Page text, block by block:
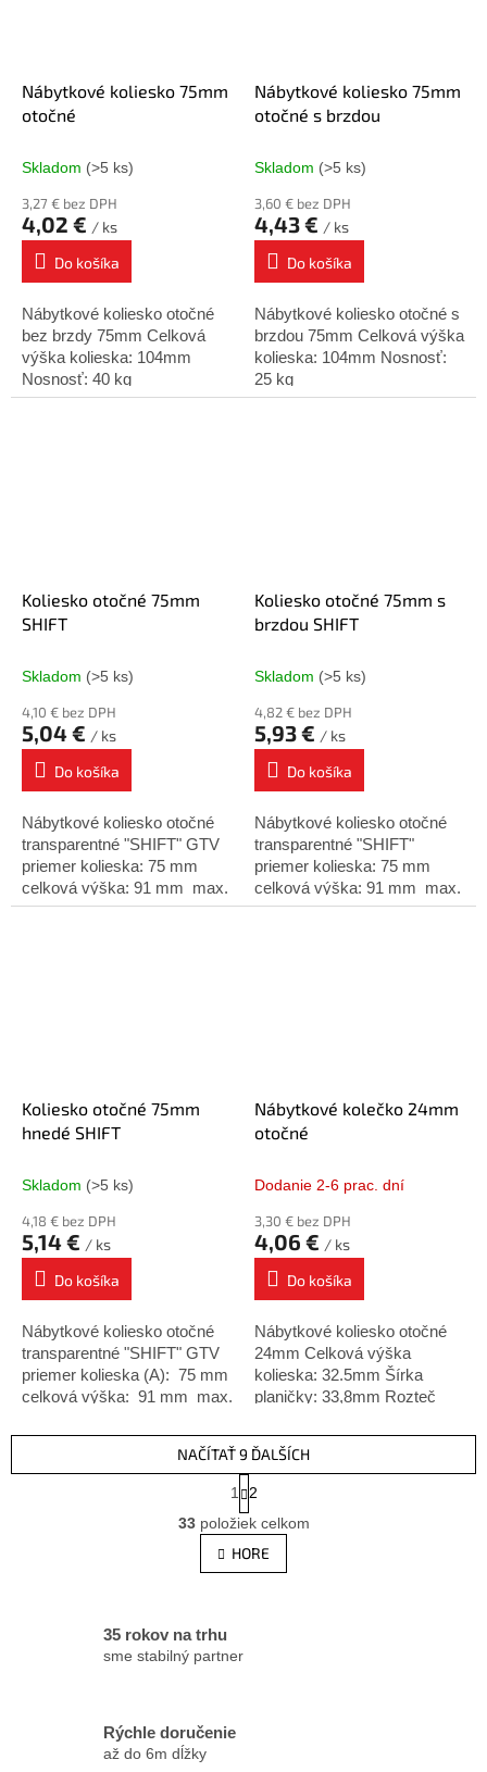
Nábytkové koliesko 75mm
otočné
Skladom (>5 ks)
3,27 € bez DPH
4,02 € / ks
Do košíka
Nábytkové koliesko otočné
bez brzdy 75mm Celková
výška kolieska: 104mm
Nosnosť: 40 kg
Nábytkové koliesko 75mm
otočné s brzdou
Skladom (>5 ks)
3,60 € bez DPH
4,43 € / ks
Do košíka
Nábytkové koliesko otočné s
brzdou 75mm Celková výška
kolieska: 104mm Nosnosť:
25 kg
Koliesko otočné 75mm
SHIFT
Skladom (>5 ks)
4,10 € bez DPH
5,04 € / ks
Do košíka
Nábytkové koliesko otočné
transparentné "SHIFT" GTV
priemer kolieska: 75 mm
celková výška: 91 mm max.
nosnosť: (fi.75mm) 40 kg
Koliesko otočné 75mm s
brzdou SHIFT
Skladom (>5 ks)
4,82 € bez DPH
5,93 € / ks
Do košíka
Nábytkové koliesko otočné
transparentné "SHIFT"
priemer kolieska: 75 mm
celková výška: 91 mm max.
nosnosť: (fi.75mm) 40 kg
Koliesko otočné 75mm
hnedé SHIFT
Skladom (>5 ks)
4,18 € bez DPH
5,14 € / ks
Do košíka
Nábytkové koliesko otočné
transparentné "SHIFT" GTV
priemer kolieska (A): 75 mm
celková výška: 91 mm max.
varianty: ...
Nábytkové kolečko 24mm
otočné
Dodanie 2-6 prac. dní
3,30 € bez DPH
4,06 € / ks
Do košíka
Nábytkové koliesko otočné
24mm Celková výška
kolieska: 32.5mm Šírka
planičky: 33,8mm Rozteč
10kg
O
v
l
á
i
NAČÍTAŤ 9 ĎALŠÍCH
S
t
r
á
n
k
1
2
33položiek celkom
HORE
35 rokov na trhu
sme stabilný partner
Rýchle doručenie
až do 6m dĺžky